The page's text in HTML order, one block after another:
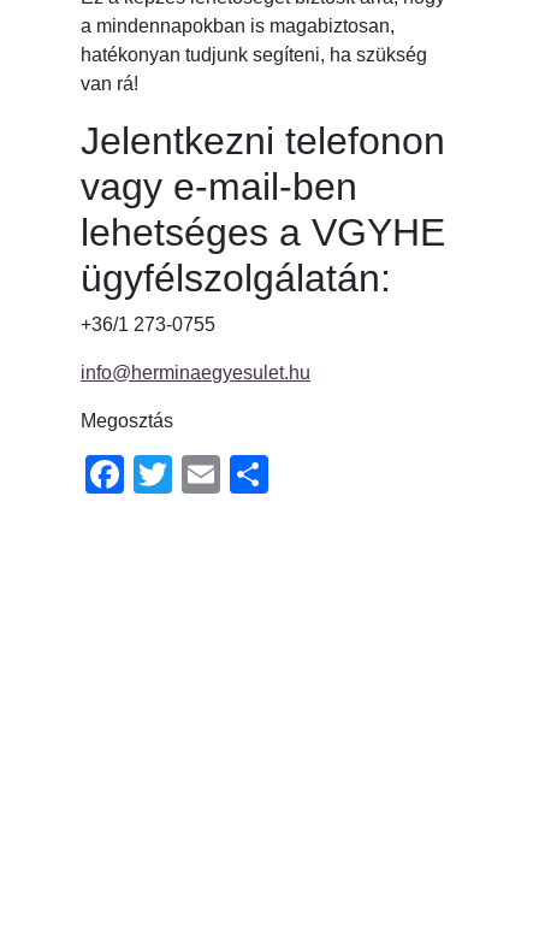
a mindennapokban is magabiztosan,
hatékonyan tudjunk segíteni, ha szükség
van rá!
Jelentkezni telefonon
vagy e-mail-ben
lehetséges a VGYHE
ügyfélszolgálatán:
+36/1 273-0755
info@herminaegyesulet.hu
Megosztás
Facebook
TwitterEmail